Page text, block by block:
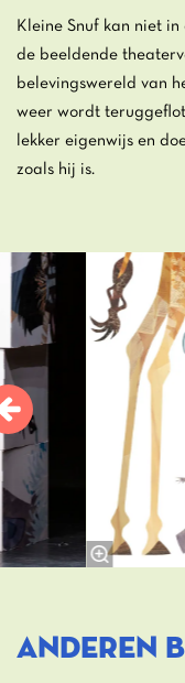
Kleine Snuf kan niet
de beeldende
belevingswereld van
weer wordt
lekker eigenwijs en
zoals hij is.
Overslaan
ANDEREN